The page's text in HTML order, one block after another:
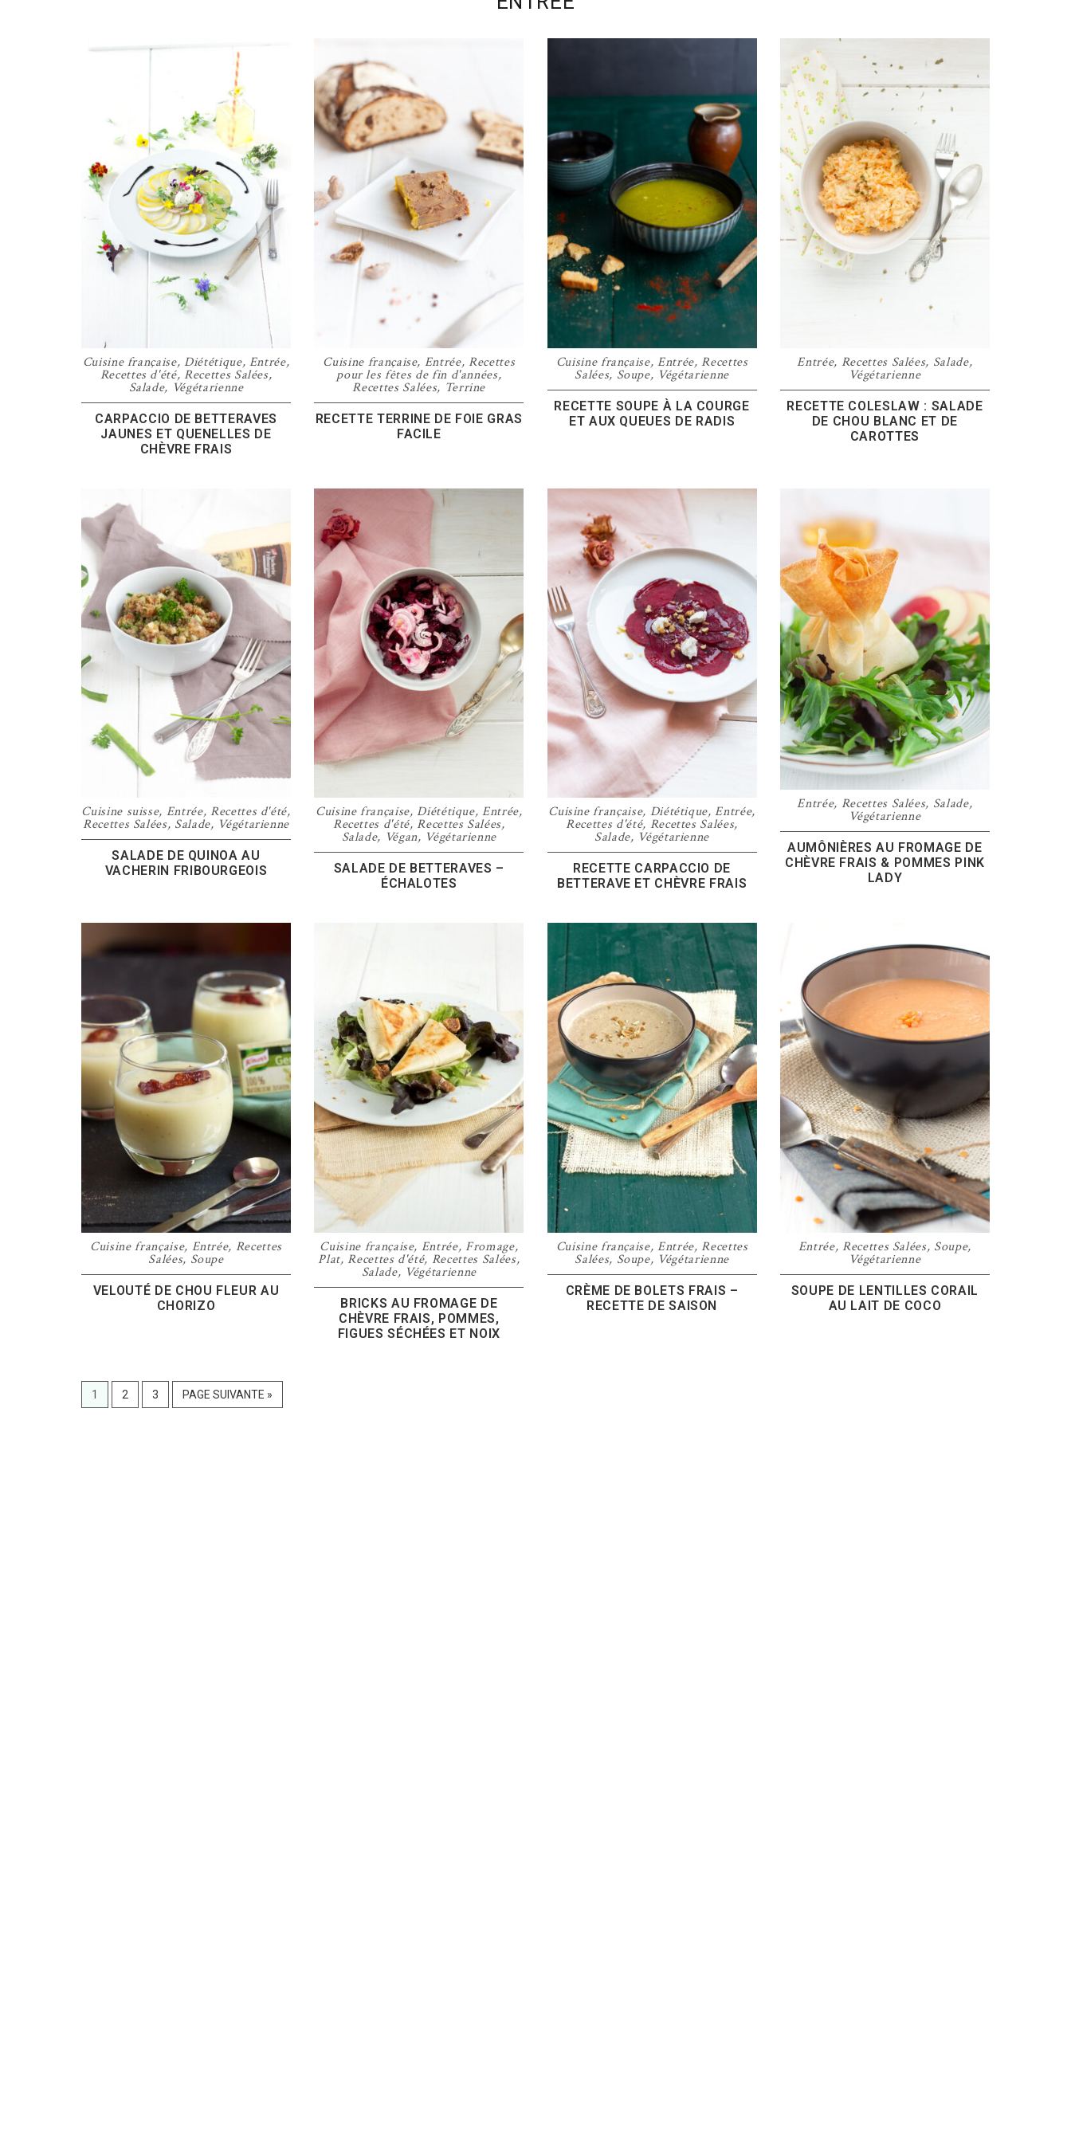
Cuisine française,Diététique, Entrée,
Recettes d'été,Recettes Salées,
Salade, Végétarienne
CARPACCIO DE BETTERAVES
JAUNES ET QUENELLES DE
CHÈVRE FRAIS
Cuisine française, Entrée, Recettes
pour les fêtes de fin d'années,
Recettes Salées, Terrine
RECETTE TERRINE DE FOIE GRAS
FACILE
Cuisine française,Entrée,Recettes
Salées, Soupe, Végétarienne
RECETTE SOUPE À LA COURGE
ET AUX QUEUES DE RADIS
Entrée, Recettes Salées, Salade,
Végétarienne
RECETTE COLESLAW : SALADE
DE CHOU BLANC ET DE
CAROTTES
Cuisine suisse, Entrée, Recettes d'été,
Recettes Salées, Salade, Végétarienne
SALADE DE QUINOA AU
VACHERIN FRIBOURGEOIS
Cuisine française,Diététique,Entrée,
Recettes d'été,Recettes Salées,
Salade, Végan, Végétarienne
SALADE DE BETTERAVES –
ÉCHALOTES
Cuisine française, Diététique,Entrée,
Recettes d'été, Recettes Salées,
Salade, Végétarienne
RECETTE CARPACCIO DE
BETTERAVE ET CHÈVRE FRAIS
Entrée, Recettes Salées, Salade,
Végétarienne
AUMÔNIÈRES AU FROMAGE DE
CHÈVRE FRAIS & POMMES PINK
LADY
Cuisine française, Entrée, Recettes
Salées, Soupe
VELOUTÉ DE CHOU FLEUR AU
CHORIZO
Cuisine française, Entrée, Fromage,
Plat,Recettes d'été, Recettes Salées,
Salade, Végétarienne
BRICKS AU FROMAGE DE
CHÈVRE FRAIS, POMMES,
FIGUES SÉCHÉES ET NOIX
Cuisine française,Entrée,Recettes
Salées, Soupe, Végétarienne
CRÈME DE BOLETS FRAIS –
RECETTE DE SAISON
Entrée, Recettes Salées, Soupe,
Végétarienne
SOUPE DE LENTILLES CORAIL
AU LAIT DE COCO
PAGE
1 PAGE
2 PAGE
3
ALLER
À
PAGE SUIVANTE »